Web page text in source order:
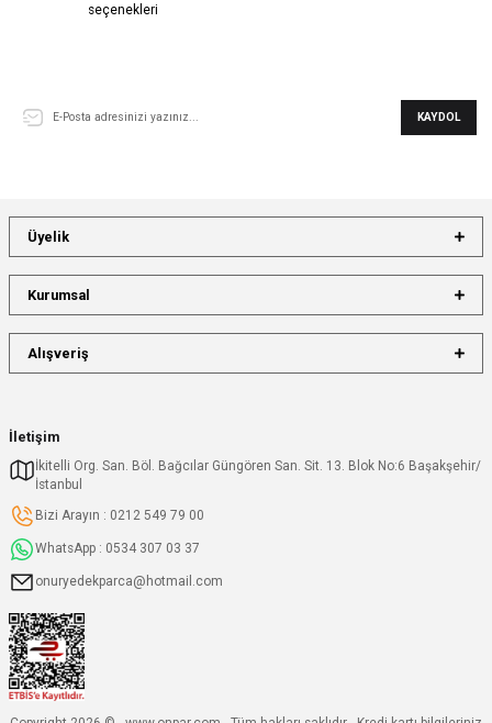
seçenekleri
KAYDOL
İletişim
İkitelli Org. San. Böl. Bağcılar Güngören San. Sit. 13. Blok No:6 Başakşehir/
İstanbul
Bizi Arayın : 0212 549 79 00
WhatsApp : 0534 307 03 37
onuryedekparca@hotmail.com
Üyelik
Kurumsal
Alışveriş